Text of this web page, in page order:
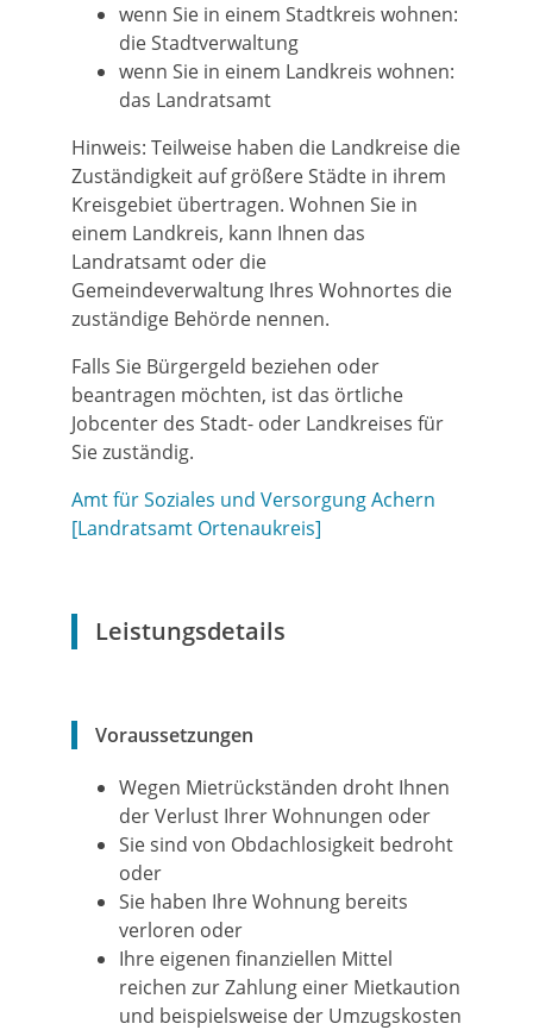
wenn Sie in einem Stadtkreis wohnen:
die Stadtverwaltung
wenn Sie in einem Landkreis wohnen:
das Landratsamt
Hinweis: Teilweise haben die Landkreise die
Zuständigkeit auf größere Städte in ihrem
Kreisgebiet übertragen. Wohnen Sie in
einem Landkreis, kann Ihnen das
Landratsamt oder die
Gemeindeverwaltung Ihres Wohnortes die
zuständige Behörde nennen.
Falls Sie Bürgergeld beziehen oder
beantragen möchten, ist das örtliche
Jobcenter des Stadt- oder Landkreises für
Sie zuständig.
Amt für Soziales und Versorgung Achern
[Landratsamt Ortenaukreis]
Leistungsdetails
Voraussetzungen
Wegen Mietrückständen droht Ihnen
der Verlust Ihrer Wohnungen oder
Sie sind von Obdachlosigkeit bedroht
oder
Sie haben Ihre Wohnung bereits
verloren oder
Ihre eigenen finanziellen Mittel
reichen zur Zahlung einer Mietkaution
und beispielsweise der Umzugskosten